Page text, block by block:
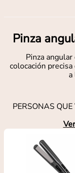
Pinza
Pinza
colocación
PERSONAS